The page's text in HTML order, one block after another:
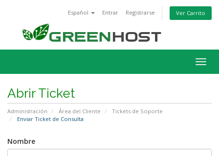
Español Entrar Registrarse Ver Carrito
Abrir Ticket
Administración Área del Cliente
Tickets de Soporte
Enviar Ticket de Consulta
Nombre